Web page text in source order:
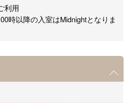
利用
時以降の入室はMidnightとなりま